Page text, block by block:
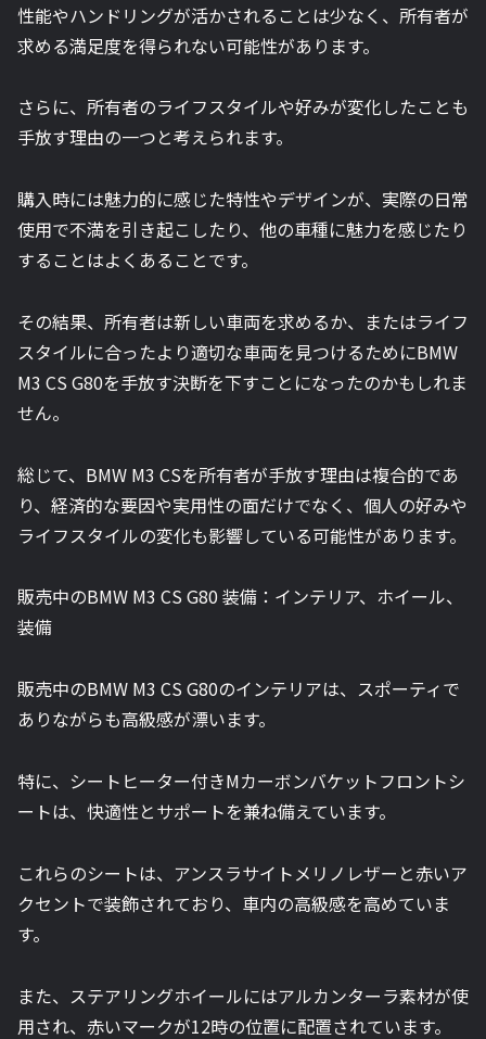
性能やハンドリングが活かされることは少なく、所有者が
求める満足度を得られない可能性があります。
さらに、所有者のライフスタイルや好みが変化したことも
手放す理由の一つと考えられます。
購入時には魅力的に感じた特性やデザインが、実際の日常
使用で不満を引き起こしたり、他の車種に魅力を感じたり
することはよくあることです。
その結果、所有者は新しい車両を求めるか、またはライフ
スタイルに合ったより適切な車両を見つけるためにBMW
M3 CS G80を手放す決断を下すことになったのかもしれま
せん。
総じて、BMW M3 CSを所有者が手放す理由は複合的であ
り、経済的な要因や実用性の面だけでなく、個人の好みや
ライフスタイルの変化も影響している可能性があります。
販売中のBMW M3 CS G80 装備：インテリア、ホイール、
装備
販売中のBMW M3 CS G80のインテリアは、スポーティで
ありながらも高級感が漂います。
特に、シートヒーター付きMカーボンバケットフロントシ
ートは、快適性とサポートを兼ね備えています。
これらのシートは、アンスラサイトメリノレザーと赤いア
クセントで装飾されており、車内の高級感を高めていま
す。
また、ステアリングホイールにはアルカンターラ素材が使
用され、赤いマークが12時の位置に配置されています。